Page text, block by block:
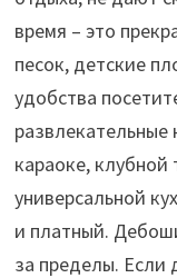
время – это
песок, детские
удобства
развлекательные
караоке,
универсальной
и платный.
за пределы. Если